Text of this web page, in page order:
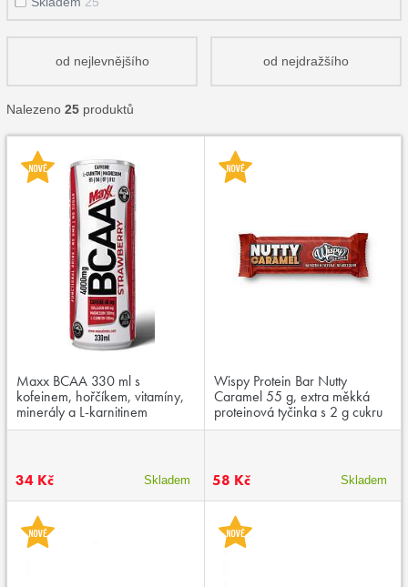
od nejlevnějšího od nejdražšího
Nalezeno 25 produktů
Maxx BCAA 330 ml s
kofeinem, hořčíkem, vitamíny,
minerály a L-karnitinem
34 Kč Skladem
Wispy Protein Bar Nutty
Caramel 55 g, extra měkká
proteinová tyčinka s 2 g cukru
58 Kč Skladem